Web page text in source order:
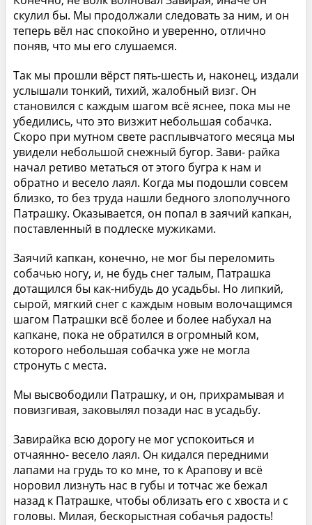
скулил бы. Мы продолжали следовать за ним, и он
теперь вёл нас спокойно и уверенно, отлично
поняв, что мы его слушаемся.
Так мы прошли вёрст пять-шесть и, наконец, издали
услышали тонкий, тихий, жалобный визг. Он
становился с каждым шагом всё яснее, пока мы не
убедились, что это визжит небольшая собачка.
Скоро при мутном свете расплывчатого месяца мы
увидели небольшой снежный бугор. Зави- райка
начал ретиво метаться от этого бугра к нам и
обратно и весело лаял. Когда мы подошли совсем
близко, то без труда нашли бедного злополучного
Патрашку. Оказывается, он попал в заячий капкан,
поставленный в подлеске мужиками.
Заячий капкан, конечно, не мог бы переломить
собачью ногу, и, не будь снег талым, Патрашка
дотащился бы как-нибудь до усадьбы. Но липкий,
сырой, мягкий снег с каждым новым волочащимся
шагом Патрашки всё более и более набухал на
капкане, пока не обратился в огромный ком,
которого небольшая собачка уже не могла
стронуть с места.
Мы высвободили Патрашку, и он, прихрамывая и
повизгивая, заковылял позади нас в усадьбу.
Завирайка всю дорогу не мог успокоиться и
отчаянно- весело лаял. Он кидался передними
лапами на грудь то ко мне, то к Арапову и всё
норовил лизнуть нас в губы и тотчас же бежал
назад к Патрашке, чтобы облизать его с хвоста и с
головы. Милая, бескорыстная собачья радость!